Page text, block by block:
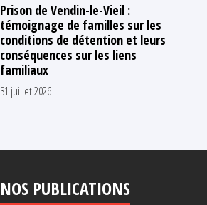
Prison de Vendin-le-Vieil :
témoignage de familles sur les
conditions de détention et leurs
conséquences sur les liens
familiaux
31 juillet 2026
NOS PUBLICATIONS